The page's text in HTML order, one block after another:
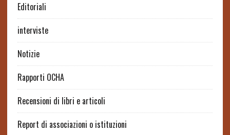
Editoriali
interviste
Notizie
Rapporti OCHA
Recensioni di libri e articoli
Report di associazioni o istituzioni